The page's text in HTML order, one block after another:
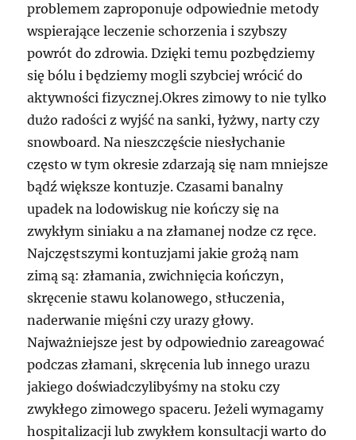
problemem zaproponuje odpowiednie metody
wspierające leczenie schorzenia i szybszy
powrót do zdrowia. Dzięki temu pozbędziemy
się bólu i będziemy mogli szybciej wrócić do
aktywności fizycznej.Okres zimowy to nie tylko
dużo radości z wyjść na sanki, łyżwy, narty czy
snowboard. Na nieszczęście niesłychanie
często w tym okresie zdarzają się nam mniejsze
bądź większe kontuzje. Czasami banalny
upadek na lodowiskug nie kończy się na
zwykłym siniaku a na złamanej nodze cz ręce.
Najczęstszymi kontuzjami jakie grożą nam
zimą są: złamania, zwichnięcia kończyn,
skręcenie stawu kolanowego, stłuczenia,
naderwanie mięśni czy urazy głowy.
Najważniejsze jest by odpowiednio zareagować
podczas złamani, skręcenia lub innego urazu
jakiego doświadczylibyśmy na stoku czy
zwykłego zimowego spaceru. Jeżeli wymagamy
hospitalizacji lub zwykłem konsultacji warto do